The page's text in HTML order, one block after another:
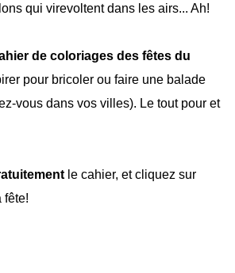
qui virevoltent dans les airs... Ah!
de coloriages des fêtes du
pour bricoler ou faire une balade
vous dans vos villes). Le tout pour et
le cahier, et cliquez sur
fête!